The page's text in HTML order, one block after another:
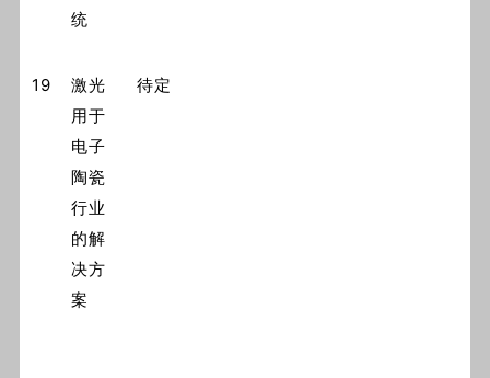
统
19
激光
用于
电子
陶瓷
行业
的解
决方
案
待定